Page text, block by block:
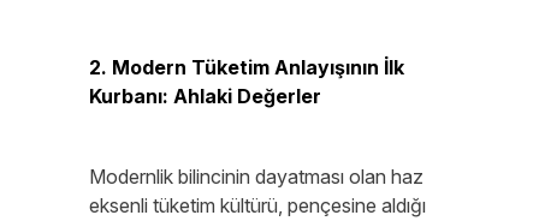
2. Modern Tüketim Anlayışının İlk
Kurbanı: Ahlaki Değerler
Modernlik bilincinin dayatması olan haz
eksenli tüketim kültürü, pençesine aldığı